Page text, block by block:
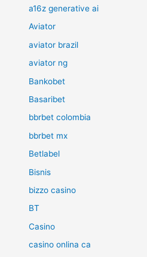
a16z generative ai
Aviator
aviator brazil
aviator ng
Bankobet
Basaribet
bbrbet colombia
bbrbet mx
Betlabel
Bisnis
bizzo casino
BT
Casino
casino onlina ca